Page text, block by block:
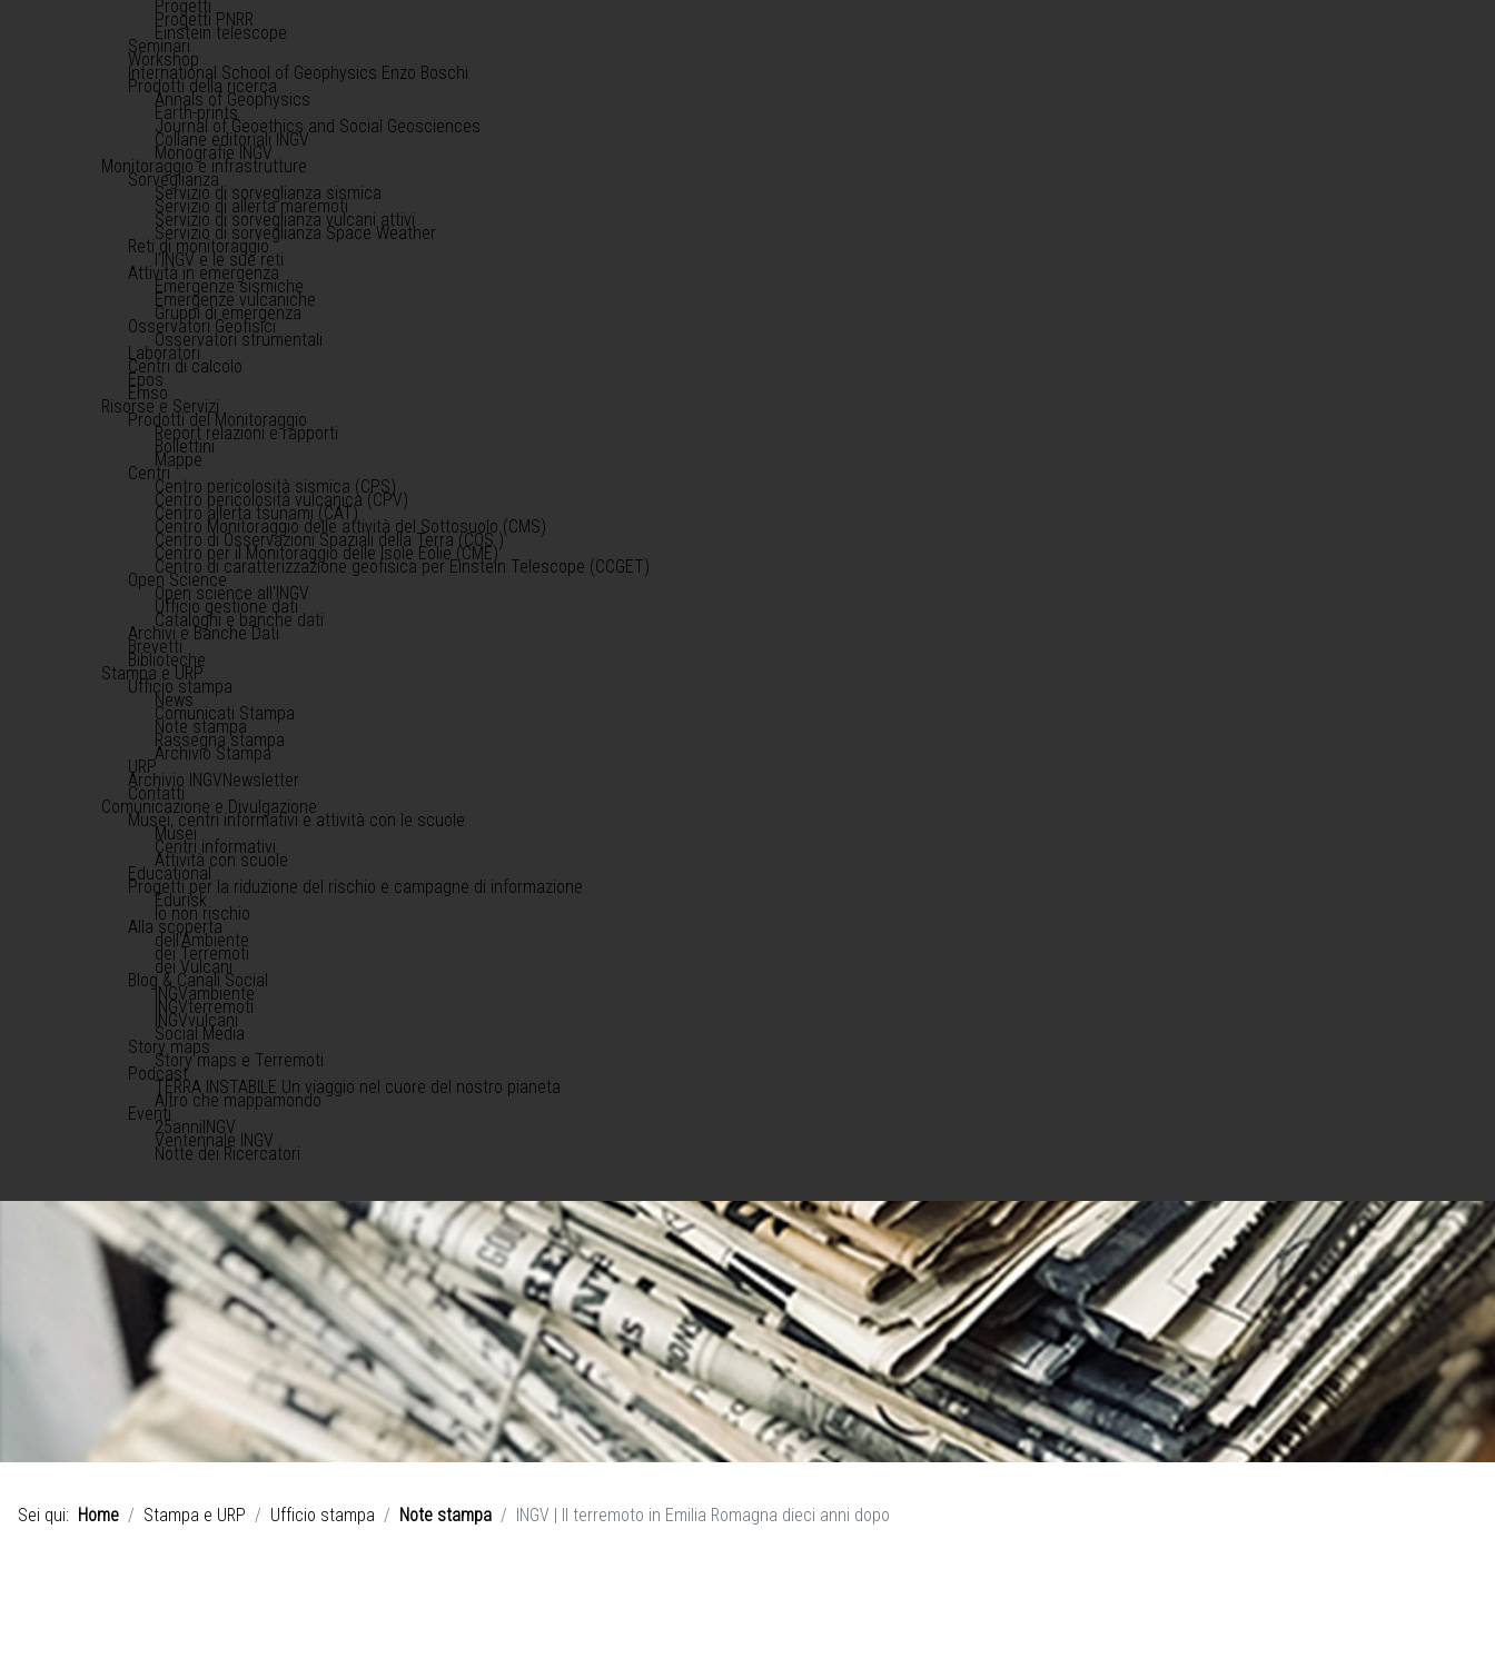
Progetti
Progetti PNRR
Einstein telescope
Seminari
Workshop
International School of Geophysics Enzo Boschi
Prodotti della ricerca
Annals of Geophysics
Earth-prints
Journal of Geoethics and Social Geosciences
Collane editoriali INGV
Monografie INGV
Monitoraggio e infrastrutture
Sorveglianza
Servizio di sorveglianza sismica
Servizio di allerta maremoti
Servizio di sorveglianza vulcani attivi
Servizio di sorveglianza Space Weather
Reti di monitoraggio
l'INGV e le sue reti
Attività in emergenza
Emergenze sismiche
Emergenze vulcaniche
Gruppi di emergenza
Osservatori Geofisici
Osservatori strumentali
Laboratori
Centri di calcolo
Epos
Emso
Risorse e Servizi
Prodotti del Monitoraggio
Report relazioni e rapporti
Bollettini
Mappe
Centri
Centro pericolosità sismica (CPS)
Centro pericolosità vulcanica (CPV)
Centro allerta tsunami (CAT)
Centro Monitoraggio delle attività del Sottosuolo (CMS)
Centro di Osservazioni Spaziali della Terra (COS )
Centro per il Monitoraggio delle Isole Eolie (CME)
Centro di caratterizzazione geofisica per Einstein Telescope (CCGET)
Open Science
Open science all'INGV
Ufficio gestione dati
Cataloghi e banche dati
Archivi e Banche Dati
Brevetti
Biblioteche
Stampa e URP
Ufficio stampa
News
Comunicati Stampa
Note stampa
Rassegna stampa
Archivio Stampa
URP
Archivio INGVNewsletter
Contatti
Comunicazione e Divulgazione
Musei, centri informativi e attività con le scuole
Musei
Centri informativi
Attività con scuole
Educational
Progetti per la riduzione del rischio e campagne di informazione
Edurisk
Io non rischio
Alla scoperta
dell'Ambiente
dei Terremoti
dei Vulcani
Blog & Canali Social
INGVambiente
INGVterremoti
INGVvulcani
Social Media
Story maps
Story maps e Terremoti
Podcast
TERRA INSTABILE Un viaggio nel cuore del nostro pianeta
Altro che mappamondo
Eventi
25anniINGV
Ventennale INGV
Notte dei Ricercatori
Sei qui: Home Stampa e URP Ufficio stampa Note stampa INGV | Il terremoto in Emilia Romagna dieci anni dopo